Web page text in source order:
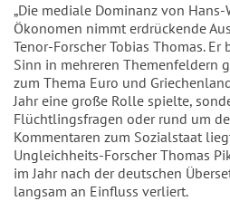
„Die mediale Dominanz von
Ökonomen nimmt erdrückende
Tenor-Forscher Tobias Thomas. Er
Sinn in mehreren Themenfeldern
zum Thema Euro und
Jahr eine große Rolle spielte,
Flüchtlingsfragen oder rund um
Kommentaren zum Sozialstaat
Ungleichheits-Forscher Thomas
im Jahr nach der deutschen
langsam an Einfluss verliert.